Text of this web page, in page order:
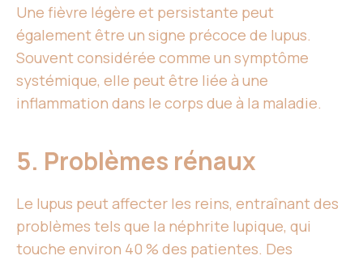
Une fièvre légère et persistante peut
également être un signe précoce de lupus.
Souvent considérée comme un symptôme
systémique, elle peut être liée à une
inflammation dans le corps due à la maladie.
5. Problèmes rénaux
Le lupus peut affecter les reins, entraînant des
problèmes tels que la néphrite lupique, qui
touche environ 40 % des patientes. Des